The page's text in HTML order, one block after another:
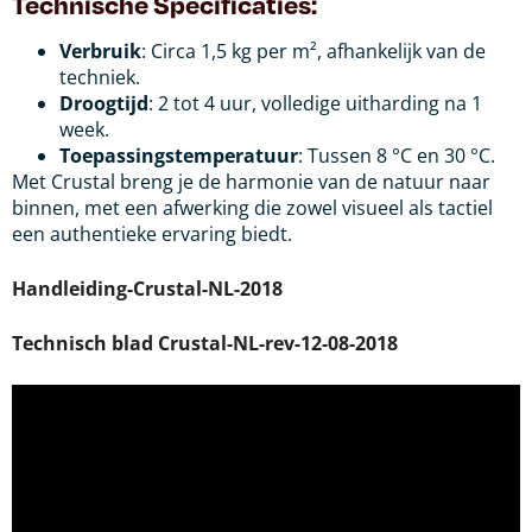
Verbruik: Circa 1,5 kg per m², afhankelijk van de
techniek.
Droogtijd: 2 tot 4 uur, volledige uitharding na 1
week.
Toepassingstemperatuur: Tussen 8 °C en 30 °C.
Met Crustal breng je de harmonie van de natuur naar
binnen, met een afwerking die zowel visueel als tactiel
een authentieke ervaring biedt.
Handleiding-Crustal-NL-2018
Technisch blad Crustal-NL-rev-12-08-2018